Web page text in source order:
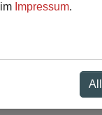
Impressum.